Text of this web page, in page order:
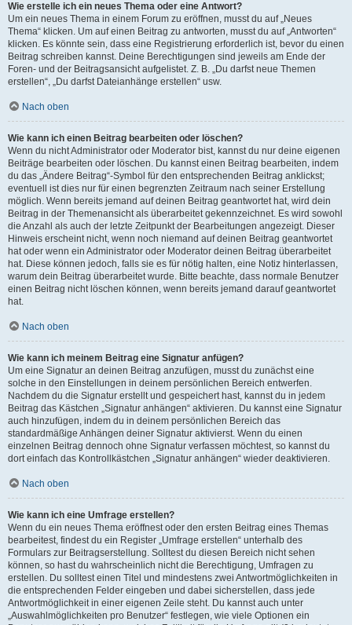
Wie erstelle ich ein neues Thema oder eine Antwort?
Um ein neues Thema in einem Forum zu eröffnen, musst du auf „Neues
Thema“ klicken. Um auf einen Beitrag zu antworten, musst du auf „Antworten“
klicken. Es könnte sein, dass eine Registrierung erforderlich ist, bevor du einen
Beitrag schreiben kannst. Deine Berechtigungen sind jeweils am Ende der
Foren- und der Beitragsansicht aufgelistet. Z. B. „Du darfst neue Themen
erstellen“, „Du darfst Dateianhänge erstellen“ usw.
Nach oben
Wie kann ich einen Beitrag bearbeiten oder löschen?
Wenn du nicht Administrator oder Moderator bist, kannst du nur deine eigenen
Beiträge bearbeiten oder löschen. Du kannst einen Beitrag bearbeiten, indem
du das „Ändere Beitrag“-Symbol für den entsprechenden Beitrag anklickst;
eventuell ist dies nur für einen begrenzten Zeitraum nach seiner Erstellung
möglich. Wenn bereits jemand auf deinen Beitrag geantwortet hat, wird dein
Beitrag in der Themenansicht als überarbeitet gekennzeichnet. Es wird sowohl
die Anzahl als auch der letzte Zeitpunkt der Bearbeitungen angezeigt. Dieser
Hinweis erscheint nicht, wenn noch niemand auf deinen Beitrag geantwortet
hat oder wenn ein Administrator oder Moderator deinen Beitrag überarbeitet
hat. Diese können jedoch, falls sie es für nötig halten, eine Notiz hinterlassen,
warum dein Beitrag überarbeitet wurde. Bitte beachte, dass normale Benutzer
einen Beitrag nicht löschen können, wenn bereits jemand darauf geantwortet
hat.
Nach oben
Wie kann ich meinem Beitrag eine Signatur anfügen?
Um eine Signatur an deinen Beitrag anzufügen, musst du zunächst eine
solche in den Einstellungen in deinem persönlichen Bereich entwerfen.
Nachdem du die Signatur erstellt und gespeichert hast, kannst du in jedem
Beitrag das Kästchen „Signatur anhängen“ aktivieren. Du kannst eine Signatur
auch hinzufügen, indem du in deinem persönlichen Bereich das
standardmäßige Anhängen deiner Signatur aktivierst. Wenn du einen
einzelnen Beitrag dennoch ohne Signatur verfassen möchtest, so kannst du
dort einfach das Kontrollkästchen „Signatur anhängen“ wieder deaktivieren.
Nach oben
Wie kann ich eine Umfrage erstellen?
Wenn du ein neues Thema eröffnest oder den ersten Beitrag eines Themas
bearbeitest, findest du ein Register „Umfrage erstellen“ unterhalb des
Formulars zur Beitragserstellung. Solltest du diesen Bereich nicht sehen
können, so hast du wahrscheinlich nicht die Berechtigung, Umfragen zu
erstellen. Du solltest einen Titel und mindestens zwei Antwortmöglichkeiten in
die entsprechenden Felder eingeben und dabei sicherstellen, dass jede
Antwortmöglichkeit in einer eigenen Zeile steht. Du kannst auch unter
„Auswahlmöglichkeiten pro Benutzer“ festlegen, wie viele Optionen ein